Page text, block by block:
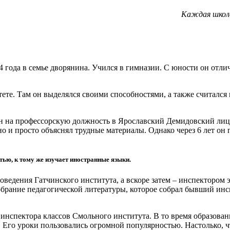
Каждая
в семье дворянина. Учился в гимназии. С юности он
Там он выделялся своими способностями, а также
на профессорскую должность в Ярославский Демидовский
просто объяснял трудные материалы. Однако через 6 лет он
к тому же изучает иностранные языки.
Гатчинского института, а вскоре затем –
педагогической литературы, которое собрал бывший
классов Смольного института. В то время
уроки пользовались огромной популярностью. Настолько,